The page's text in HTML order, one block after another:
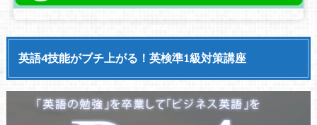
英語4技能がブチ上がる！英検準1級対策講座